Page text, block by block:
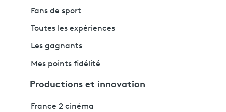
Fans de sport
Toutes les expériences
Les gagnants
Mes points fidélité
Productions et innovation
France 2 cinéma